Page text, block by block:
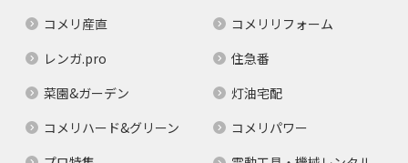
コメリ産直
コメリリフォーム
レンガ.pro
住急番
菜園&ガーデン
灯油宅配
コメリハード&グリーン
コメリパワー